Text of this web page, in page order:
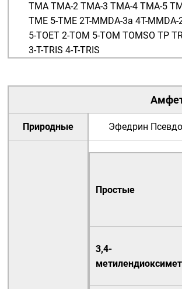
TMA TMA-2 TMA-3 TMA-4 TMA-5
TME 5-TME 2T-MMDA-3a 4T-MMDA-
5-TOET 2-TOM 5-TOM TOMSO TP
3-T-TRIS 4-T-TRIS
Природные Эфедрин
Простые
3,4-